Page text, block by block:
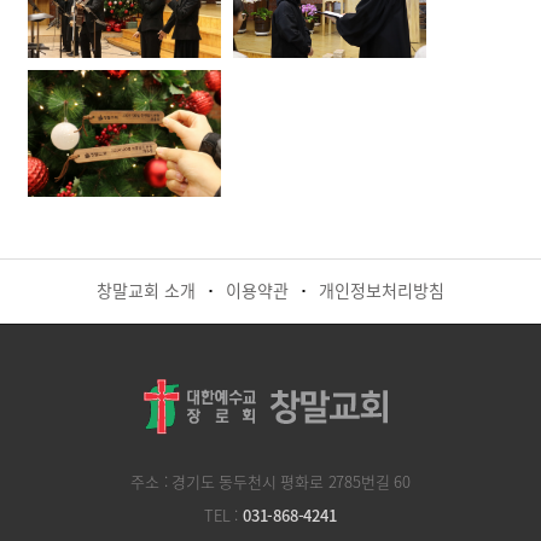
창말교회 소개 · 이용약관 · 개인정보처리방침
주소 : 경기도 동두천시 평화로 2785번길 60
TEL :031-868-4241